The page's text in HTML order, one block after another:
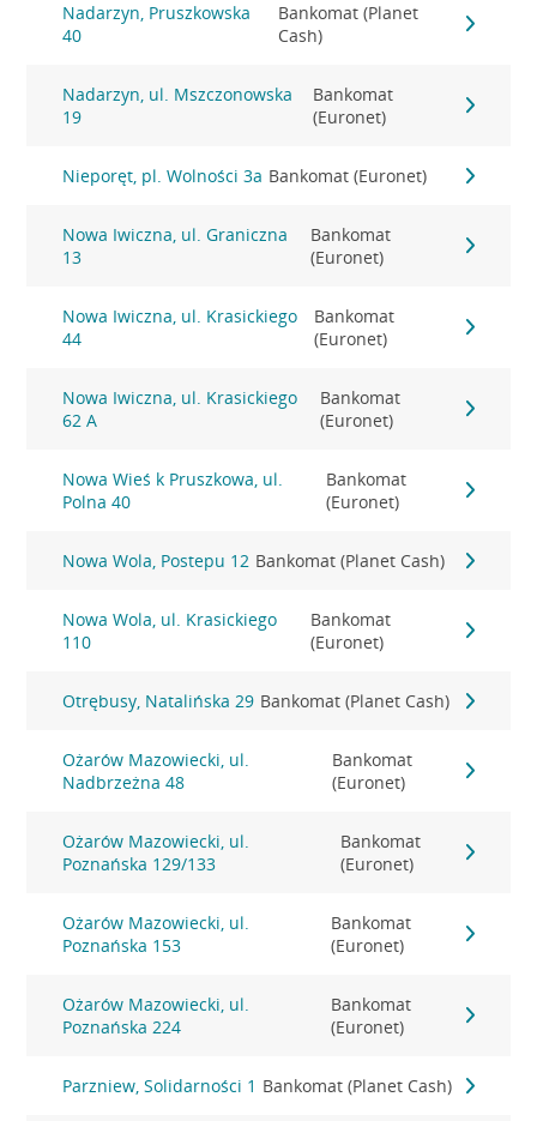
Nadarzyn, Pruszkowska
40
Bankomat (Planet
Cash)
Nadarzyn, ul. Mszczonowska
19
Bankomat
(Euronet)
Nieporęt, pl. Wolności 3a Bankomat (Euronet)
Nowa Iwiczna, ul. Graniczna
13
Bankomat
(Euronet)
Nowa Iwiczna, ul. Krasickiego
44
Bankomat
(Euronet)
Nowa Iwiczna, ul. Krasickiego
62 A
Bankomat
(Euronet)
Nowa Wieś k Pruszkowa, ul.
Polna 40
Bankomat
(Euronet)
Nowa Wola, Postepu 12 Bankomat (Planet Cash)
Nowa Wola, ul. Krasickiego
110
Bankomat
(Euronet)
Otrębusy, Natalińska 29 Bankomat (Planet Cash)
Ożarów Mazowiecki, ul.
Nadbrzeżna 48
Bankomat
(Euronet)
Ożarów Mazowiecki, ul.
Poznańska 129/133
Bankomat
(Euronet)
Ożarów Mazowiecki, ul.
Poznańska 153
Bankomat
(Euronet)
Ożarów Mazowiecki, ul.
Poznańska 224
Bankomat
(Euronet)
Parzniew, Solidarności 1 Bankomat (Planet Cash)